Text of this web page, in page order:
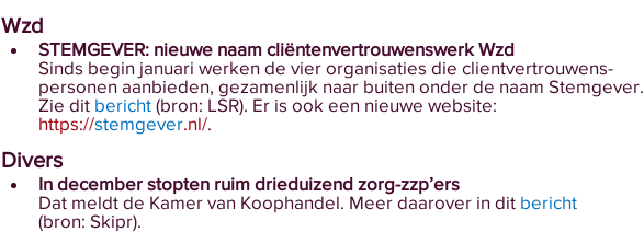
Wzd
STEMGEVER: nieuwe naam cliëntenvertrouwenswerk Wzd
Sinds begin januari werken de vier organisaties die clientvertrouwens-
personen aanbieden, gezamenlijk naar buiten onder de naam Stemgever.
Zie dit bericht (bron: LSR). Er is ook een nieuwe website:
https://stemgever.nl/.
Divers
In december stopten ruim drieduizend zorg-zzp’ers
Dat meldt de Kamer van Koophandel. Meer daarover in dit bericht
(bron: Skipr).